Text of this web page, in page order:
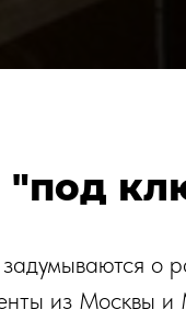
"под
задумываются
из Москвы